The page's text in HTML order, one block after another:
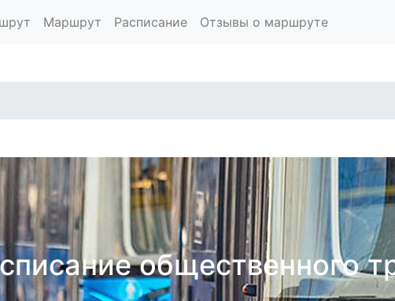
Маршрут Расписание Отзывы о маршруте
общественного